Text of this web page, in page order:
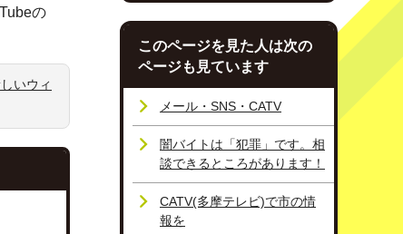
の
いウィ
このページを見た人は次の
ページも見ています
メール・SNS・CATV
闇バイトは「犯罪」です。相
談できるところがあります！
CATV(多摩テレビ)で市の情
報を